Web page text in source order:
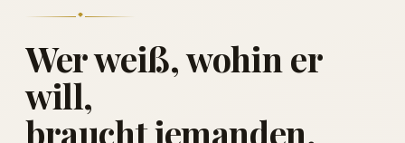
Wer weiß, wohin er
will,
braucht jemanden,